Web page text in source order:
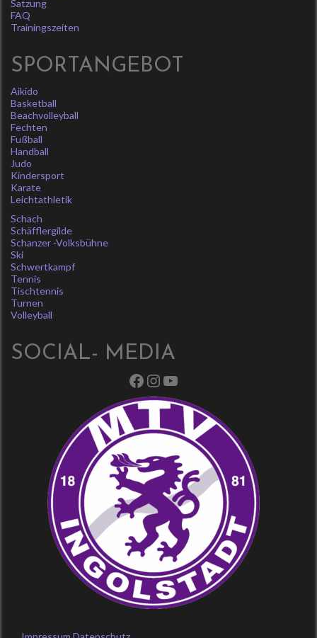
Satzung
FAQ
Trainingszeiten
SPORTANGEBOT
Aikido
Basketball
Beachvolleyball
Fechten
Fußball
Handball
Judo
Kindersport
Karate
Leichtathletik
Schach
Schäfflergilde
Schanzer -Volksbühne
Ski
Schwertkampf
Tennis
Tischtennis
Turnen
Volleyball
SOCIAL- MEDIA
Facebook Instagram YouTube